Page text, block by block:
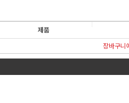
제품
장바구니